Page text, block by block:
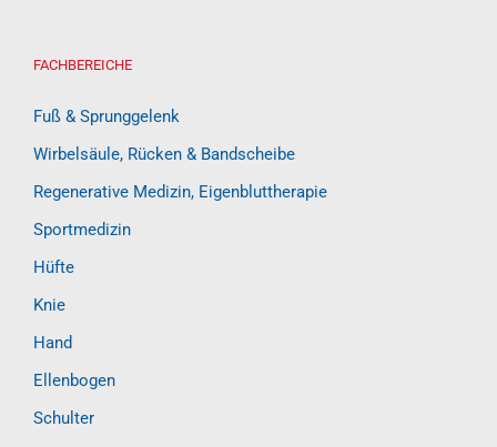
FACHBEREICHE
Fuß & Sprunggelenk
Wirbelsäule, Rücken & Bandscheibe
Regenerative Medizin, Eigenbluttherapie
Sportmedizin
Hüfte
Knie
Hand
Ellenbogen
Schulter